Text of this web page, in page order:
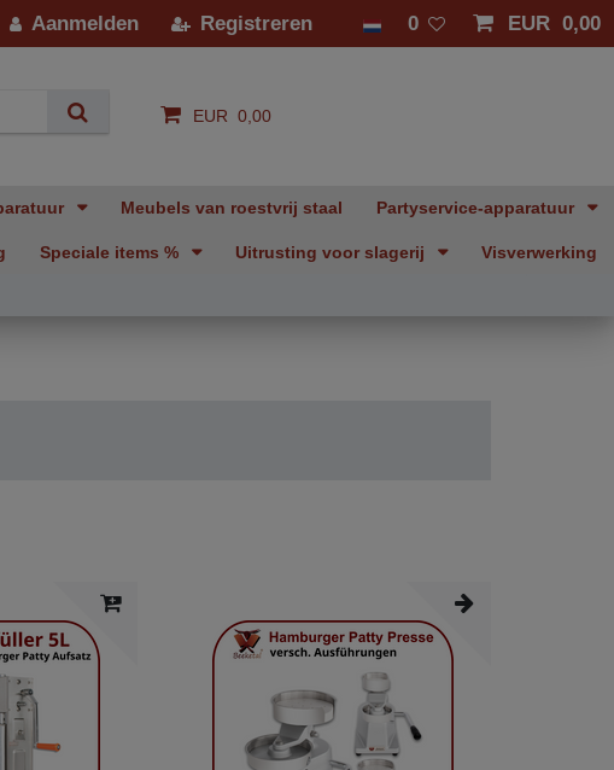
Aanmelden Registreren 0 EUR 0,00
EUR 0,00
Meubels van roestvrij staal Partyservice-apparatuur
Speciale items % Uitrusting voor slagerij Visverwerking